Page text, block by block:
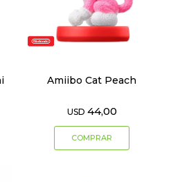
Amiibo Cat Peach
USD 44,00